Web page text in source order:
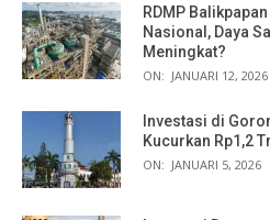
RDMP
Nasional, Daya
Meningkat?
ON: JANUARI 12, 2026
Investasi di
Kucurkan Rp1,2
ON: JANUARI 5, 2026